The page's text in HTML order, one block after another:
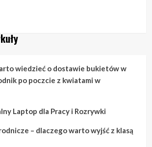
wiedzieć o dostawie bukietów w
po poczcie z kwiatami w
Laptop dla Pracy i Rozrywki
– dlaczego warto wyjść z klasą